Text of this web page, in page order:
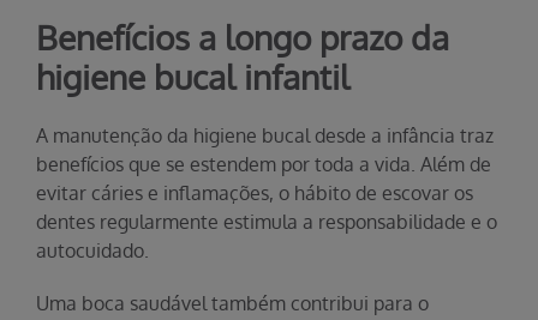
Benefícios a longo prazo da
higiene bucal infantil
A manutenção da higiene bucal desde a infância traz
benefícios que se estendem por toda a vida. Além de
evitar cáries e inflamações, o hábito de escovar os
dentes regularmente estimula a responsabilidade e o
autocuidado.
Uma boca saudável também contribui para o